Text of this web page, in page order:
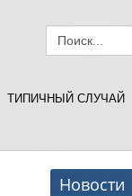
ТИПИЧНЫЙ СЛУЧАЙ
Новости